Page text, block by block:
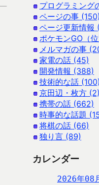
プログラミング
ページの事 (150)
ページ更新情報
ポケモンGO（
メルマガの事
家電の話 (45)
開発情報 (388)
技術的な話 (100)
京田辺・枚方 (2)
携帯の話 (662)
時事的な話題
将棋の話 (66)
独り言 (89)
カレンダー
2026年08